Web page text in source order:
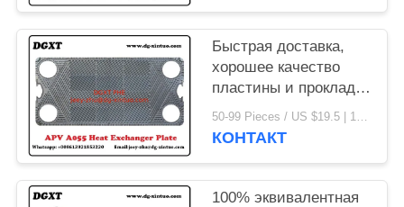
Быстрая доставка,
хорошее качество
пластины и прокладки
для пластинчатого
теплообменника APV
50-99 Pieces / US $19.5 | 100-199 Pieces / US $18.5 | 200-299 Pieces / US $18 | 300+ Pieces / US $17.6 MOQ:1
КОНТАКТ
100% эквивалентная